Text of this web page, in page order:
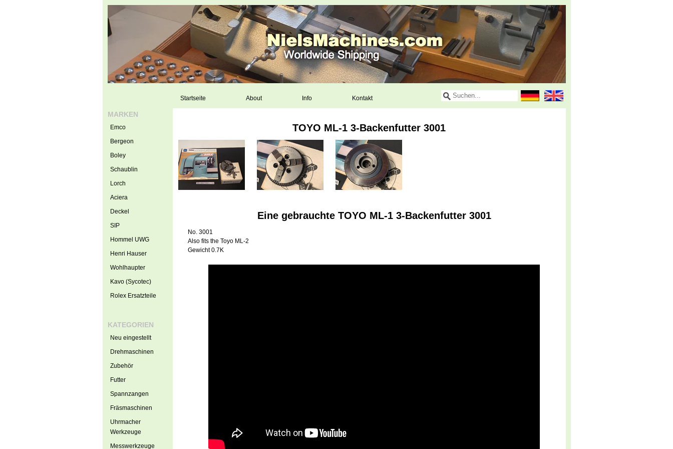
Startseite About Info Kontakt
TOYO ML-1 3-Backenfutter 3001
Eine gebrauchte TOYO ML-1 3-Backenfutter 3001
No. 3001
Also fits the Toyo ML-2
Gewicht 0.7K
MARKEN
Emco
Bergeon
Boley
Schaublin
Lorch
Aciera
Deckel
SIP
Hommel UWG
Henri Hauser
Wohlhaupter
Kavo (Sycotec)
Rolex Ersatzteile
KATEGORIEN
Neu eingestellt
Drehmaschinen
Zubehör
Futter
Spannzangen
Fräsmaschinen
Uhrmacher
Werkzeuge
Messwerkzeuge